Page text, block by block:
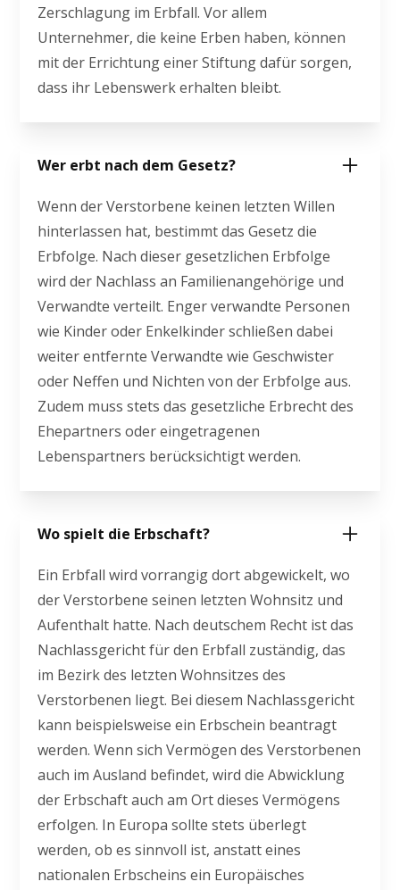
Zerschlagung im Erbfall. Vor allem
Unternehmer, die keine Erben haben, können
mit der Errichtung einer Stiftung dafür sorgen,
dass ihr Lebenswerk erhalten bleibt.
Wer erbt nach dem Gesetz?
Wenn der Verstorbene keinen letzten Willen
hinterlassen hat, bestimmt das Gesetz die
Erbfolge. Nach dieser gesetzlichen Erbfolge
wird der Nachlass an Familienangehörige und
Verwandte verteilt. Enger verwandte Personen
wie Kinder oder Enkelkinder schließen dabei
weiter entfernte Verwandte wie Geschwister
oder Neffen und Nichten von der Erbfolge aus.
Zudem muss stets das gesetzliche Erbrecht des
Ehepartners oder eingetragenen
Lebenspartners berücksichtigt werden.
Wo spielt die Erbschaft?
Ein Erbfall wird vorrangig dort abgewickelt, wo
der Verstorbene seinen letzten Wohnsitz und
Aufenthalt hatte. Nach deutschem Recht ist das
Nachlassgericht für den Erbfall zuständig, das
im Bezirk des letzten Wohnsitzes des
Verstorbenen liegt. Bei diesem Nachlassgericht
kann beispielsweise ein Erbschein beantragt
werden. Wenn sich Vermögen des Verstorbenen
auch im Ausland befindet, wird die Abwicklung
der Erbschaft auch am Ort dieses Vermögens
erfolgen. In Europa sollte stets überlegt
werden, ob es sinnvoll ist, anstatt eines
nationalen Erbscheins ein Europäisches